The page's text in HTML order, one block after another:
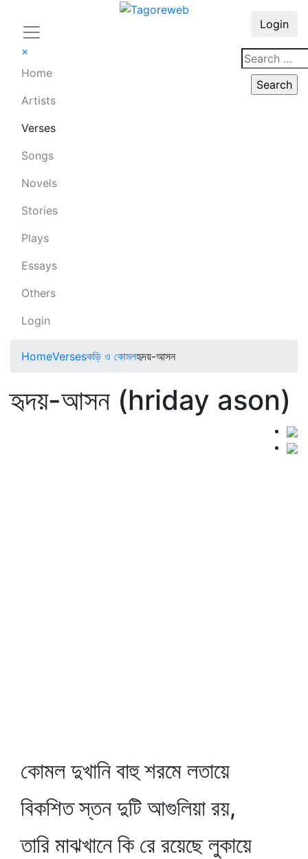
×
Home
Artists
Verses
Songs
Novels
Stories
Plays
Essays
Others
Login
Login
HomeVersesকড়ি ও কোমলহৃদয়-আসন
হৃদয়-আসন (hriday ason)
কোমল দুখানি বাহু শরমে লতায়ে
বিকশিত স্তন দুটি আগুলিয়া রয়,
তারি মাঝখানে কি রে রয়েছে লুকায়ে